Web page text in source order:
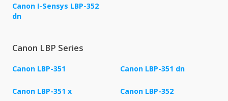
Canon I-Sensys LBP-352
dn
Canon LBP Series
Canon LBP-351 Canon LBP-351 dn
Canon LBP-351 x Canon LBP-352